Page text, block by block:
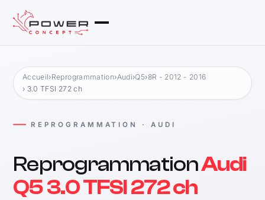
Accueil›Reprogrammation›Audi›Q5›8R - 2012 - 2016
› 3.0 TFSI 272 ch
REPROGRAMMATION · AUDI
ReprogrammationAudi
Q5 3.0 TFSI 272 ch